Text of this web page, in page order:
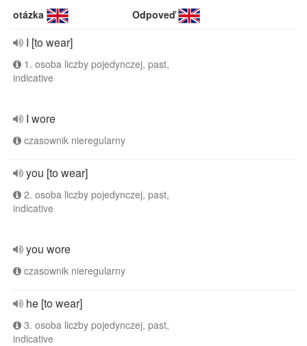
otázka Odpoveď
I [to wear]
1. osoba liczby pojedynczej, past,
indicative
I wore
czasownik nieregularny
you [to wear]
2. osoba liczby pojedynczej, past,
indicative
you wore
czasownik nieregularny
he [to wear]
3. osoba liczby pojedynczej, past,
indicative